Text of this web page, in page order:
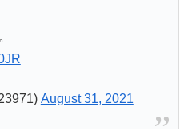
August 31, 2021